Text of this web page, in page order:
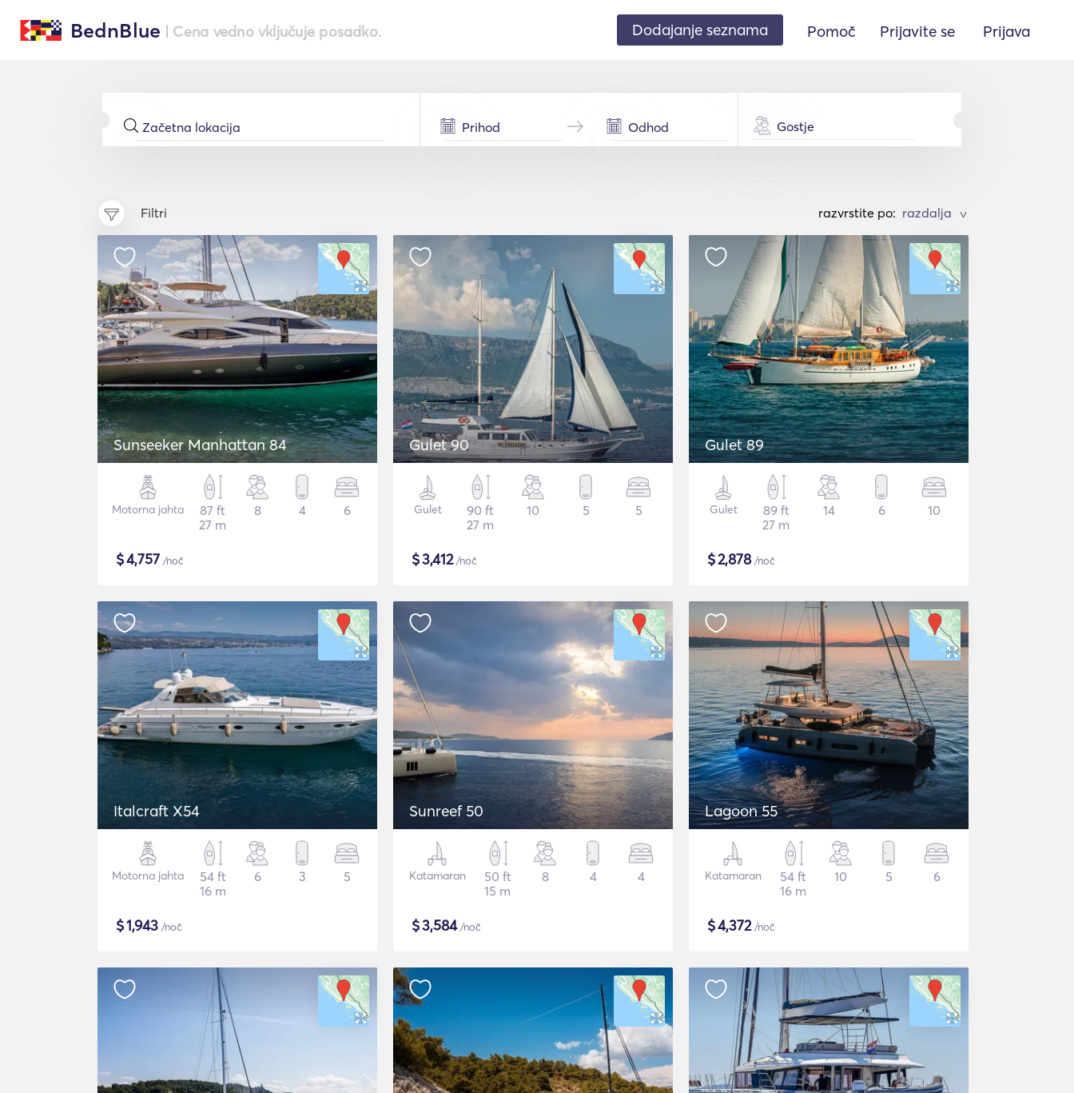
BednBlue | Cena vedno vključuje posadko. Dodajanje seznama Pomoč Prijavite se Prijava
Gostje
Filtri razvrstite po: >
Sunseeker Manhattan 84
Motorna jahta
87 ft
27 m
8 4 6
$4,757 /noč
Gulet 90
Gulet
90 ft
27 m
10 5 5
$3,412/noč
Gulet 89
Gulet
89 ft
27 m
14 6 10
$2,878/noč
Italcraft X54
Motorna jahta
54 ft
16 m
6 3 5
$1,943 /noč
Sunreef 50
Katamaran
50 ft
15 m
8 4 4
$3,584/noč
Lagoon 55
Katamaran
54 ft
16 m
10 5 6
$4,372/noč